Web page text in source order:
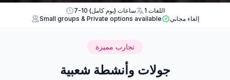
7-10 ساعات (يوم كامل)
1 اللغات
Small groups & Private options available
إلغاء مجاني
تجارب مميزة
جولات وأنشطة شعبية